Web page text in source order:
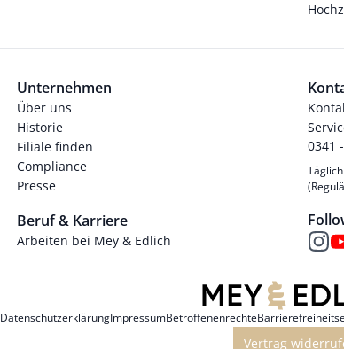
Unternehmen
Über uns
Historie
Filiale finden
Compliance
Presse
Beruf & Karriere
Arbeiten bei Mey & Edlich
0341
DatenschutzerklärungImpressumBetroffenenrechte
Vertrag